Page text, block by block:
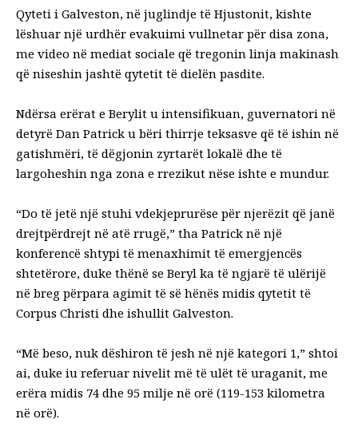
Qyteti i Galveston, në juglindje të Hjustonit, kishte
lëshuar një urdhër evakuimi vullnetar për disa zona,
me video në mediat sociale që tregonin linja makinash
që niseshin jashtë qytetit të dielën pasdite.
Ndërsa erërat e Berylit u intensifikuan, guvernatori në
detyrë Dan Patrick u bëri thirrje teksasve që të ishin në
gatishmëri, të dëgjonin zyrtarët lokalë dhe të
largoheshin nga zona e rrezikut nëse ishte e mundur.
“Do të jetë një stuhi vdekjeprurëse për njerëzit që janë
drejtpërdrejt në atë rrugë,” tha Patrick në një
konferencë shtypi të menaxhimit të emergjencës
shtetërore, duke thënë se Beryl ka të ngjarë të ulërijë
në breg përpara agimit të së hënës midis qytetit të
Corpus Christi dhe ishullit Galveston.
“Më beso, nuk dëshiron të jesh në një kategori 1,” shtoi
ai, duke iu referuar nivelit më të ulët të uraganit, me
erëra midis 74 dhe 95 milje në orë (119-153 kilometra
në orë).